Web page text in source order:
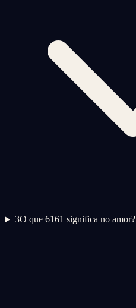
3O que 6161 significa no amor?